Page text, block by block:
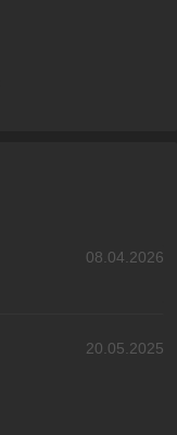
08.04.2026
20.05.2025